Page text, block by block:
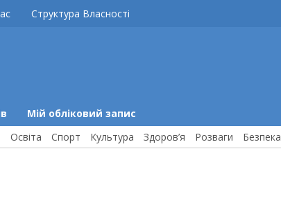
Структура Власності
Мій обліковий запис
Освіта Спорт Культура Здоров’я Розваги Безпека